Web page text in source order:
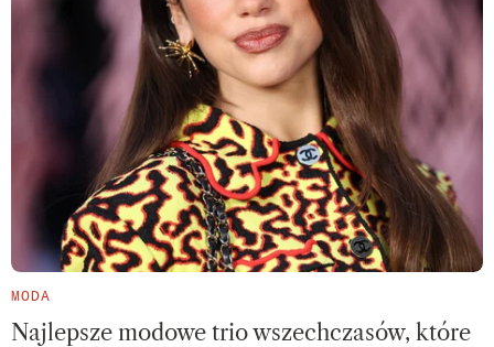
MODA
Najlepsze modowe trio wszechczasów, które